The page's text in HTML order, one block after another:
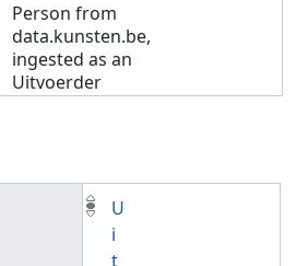
Person from
data.kunsten.be,
ingested as an
Uitvoerder
U
i
t